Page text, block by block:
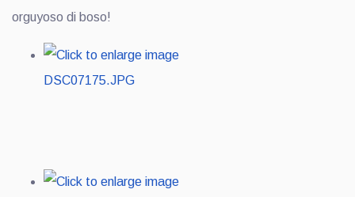
orguyoso di boso!